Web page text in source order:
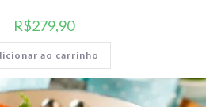
R$279,90
ao carrinho